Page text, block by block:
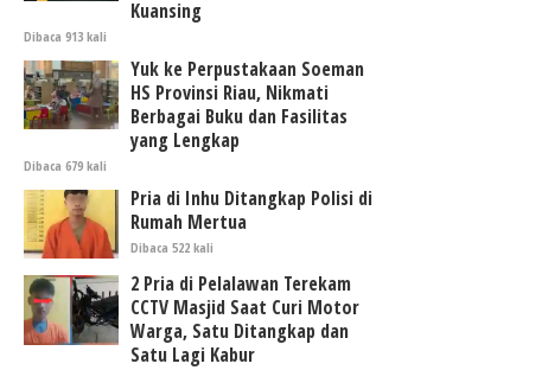
Kuansing
Dibaca 913 kali
Yuk ke Perpustakaan Soeman
HS Provinsi Riau, Nikmati
Berbagai Buku dan Fasilitas
yang Lengkap
Dibaca 679 kali
Pria di Inhu Ditangkap Polisi di
Rumah Mertua
Dibaca 522 kali
2 Pria di Pelalawan Terekam
CCTV Masjid Saat Curi Motor
Warga, Satu Ditangkap dan
Satu Lagi Kabur